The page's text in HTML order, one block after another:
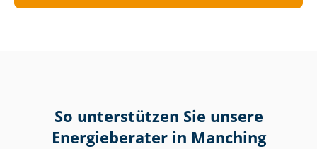
So unterstützen Sie unsere
Energieberater in Manching